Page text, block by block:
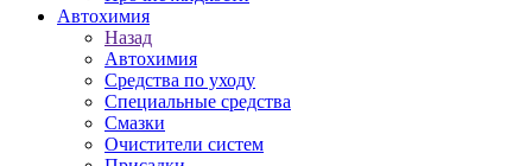
Автохимия
Назад
Автохимия
Средства по уходу
Специальные средства
Смазки
Очистители систем